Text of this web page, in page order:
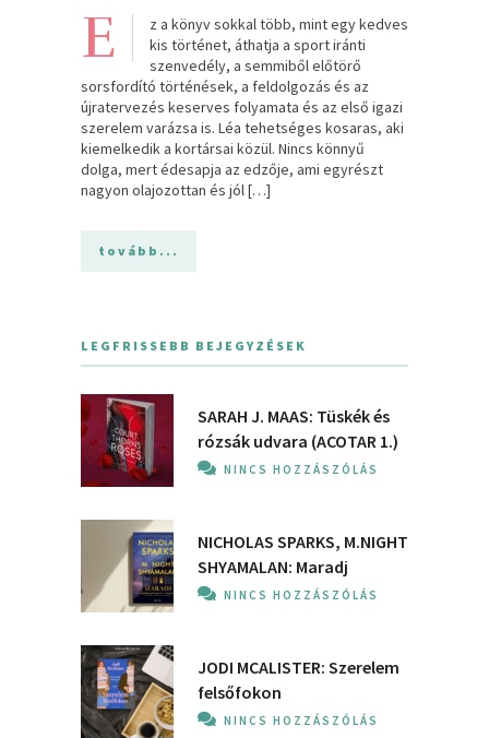
E
z a könyv sokkal több, mint egy kedves
kis történet, áthatja a sport iránti
szenvedély, a semmiből előtörő
sorsfordító történések, a feldolgozás és az
újratervezés keserves folyamata és az első igazi
szerelem varázsa is. Léa tehetséges kosaras, aki
kiemelkedik a kortársai közül. Nincs könnyű
dolga, mert édesapja az edzője, ami egyrészt
nagyon olajozottan és jól […]
tovább...
LEGFRISSEBB BEJEGYZÉSEK
SARAH J. MAAS: Tüskék és
rózsák udvara (ACOTAR 1.)
NINCS HOZZÁSZÓLÁS
NICHOLAS SPARKS, M.NIGHT
SHYAMALAN: Maradj
NINCS HOZZÁSZÓLÁS
JODI MCALISTER: Szerelem
felsőfokon
NINCS HOZZÁSZÓLÁS